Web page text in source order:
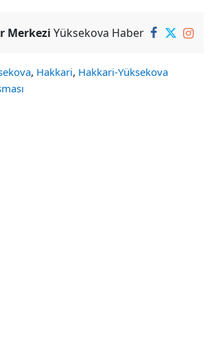
Merkezi Yüksekova Haber
, Hakkari, Hakkari-Yüksekova